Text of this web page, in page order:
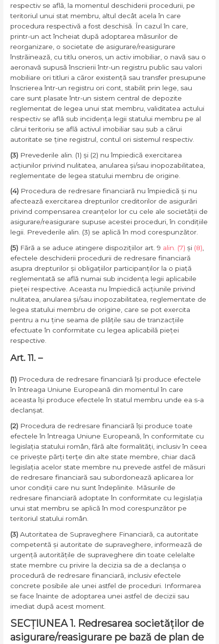
respectiv se află, la momentul deschiderii procedurii, pe
teritoriul unui stat membru, altul decât acela în care
procedura respectivă a fost deschisă. În cazul în care,
printr-un act încheiat după adoptarea măsurilor de
reorganizare, o societate de asigurare/reasigurare
înstrăinează, cu titlu oneros, un activ imobiliar, o navă sau o
aeronavă supusă înscrierii într-un registru public sau valori
mobiliare ori titluri a căror existență sau transfer presupune
înscrierea într-un registru ori cont, stabilit prin lege, sau
care sunt plasate într-un sistem central de depozite
reglementat de legea unui stat membru, validitatea actului
respectiv se află sub incidența legii statului membru pe al
cărui teritoriu se află activul imobiliar sau sub a cărui
autoritate se ține registrul, contul ori sistemul respectiv.
(3) Prevederile alin. (1) și (2) nu împiedică exercitarea
acțiunilor privind nulitatea, anularea și/sau inopozabilitatea,
reglementate de legea statului membru de origine.
(4) Procedura de redresare financiară nu împiedică și nu
afectează exercitarea drepturilor creditorilor de asigurări
privind compensarea creanțelor lor cu cele ale societății de
asigurare/reasigurare supuse acestei proceduri, în condițiile
legii. Prevederile alin. (3) se aplică în mod corespunzător.
(5) Fără a se aduce atingere dispozițiilor art. 9 alin. (7) și (8)
efectele deschiderii procedurii de redresare financiară
asupra drepturilor și obligațiilor participanților la o piață
reglementată se află numai sub incidența legii aplicabile
pieței respective. Aceasta nu împiedică acțiunile privind
nulitatea, anularea și/sau inopozabilitatea, reglementate de
legea statului membru de origine, care se pot exercita
pentru a nu ține seama de plățile sau de tranzacțiile
efectuate în conformitate cu legea aplicabilă pieței
respective.
Art. 11. –
(1) Procedura de redresare financiară își produce efectele
în întreaga Uniune Europeană din momentul în care
aceasta își produce efectele în statul membru unde ea s-a
declanșat.
(2) Procedura de redresare financiară își produce toate
efectele în întreaga Uniune Europeană, în conformitate cu
legislația statului român, fără alte formalități, inclusiv în ceea
ce privește părți terțe din alte state membre, chiar dacă
legislația acelor state membre nu prevede astfel de măsuri
de redresare financiară sau subordonează aplicarea lor
unor condiții care nu sunt îndeplinite. Măsurile de
redresare financiară adoptate în conformitate cu legislația
unui stat membru se aplică în mod corespunzător pe
teritoriul statului român.
(3) Autoritatea de Supraveghere Financiară, ca autoritate
competentă și autoritate de supraveghere, informează de
urgență autoritățile de supraveghere din toate celelalte
state membre cu privire la decizia sa de a declanșa o
procedură de redresare financiară, inclusiv efectele
concrete posibile ale unei astfel de proceduri. Informarea
se face înainte de adoptarea unei astfel de decizii sau
imediat după acest moment.
SECȚIUNEA 1. Redresarea societăților de
asigurare/reasigurare pe bază de plan de